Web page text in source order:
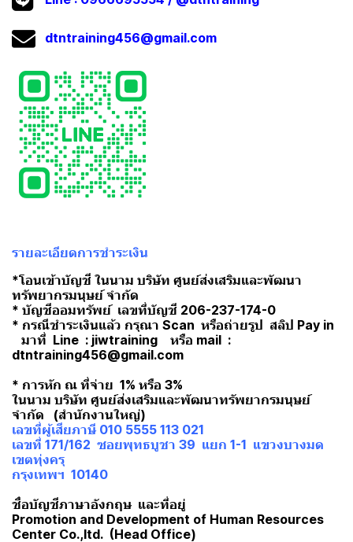
dtntraining456@gmail.com
รายละเอียดการชำระเงิน
*โอนเข้าบัญชี ในนาม บริษัท ศูนย์ส่งเสริมและพัฒนา
ทรัพยากรมนุษย์ จำกัด
* บัญชีออมทรัพย์ เลขที่บัญชี 206-237-174-0
* กรณีชำระเงินแล้ว กรุณา Scan หรือถ่ายรูป สลิป Pay in
มาที่ Line : jiwtraining หรือ mail :
dtntraining456@gmail.com
* การหัก ณ ที่จ่าย 1% หรือ 3%
ในนาม บริษัท ศูนย์ส่งเสริมและพัฒนาทรัพยากรมนุษย์
จำกัด (สำนักงานใหญ่)
เลขที่ผู้เสียภาษี 010 5555 113 021
เลขที่ 171/162 ซอยพุทธบูชา 39 แยก 1-1 แขวงบางมด
เขตทุ่งครุ
กรุงเทพฯ 10140
ชื่อบัญชีภาษาอังกฤษ และที่อยู่
Promotion and Development of Human Resources
Center Co.,ltd. (Head Office)